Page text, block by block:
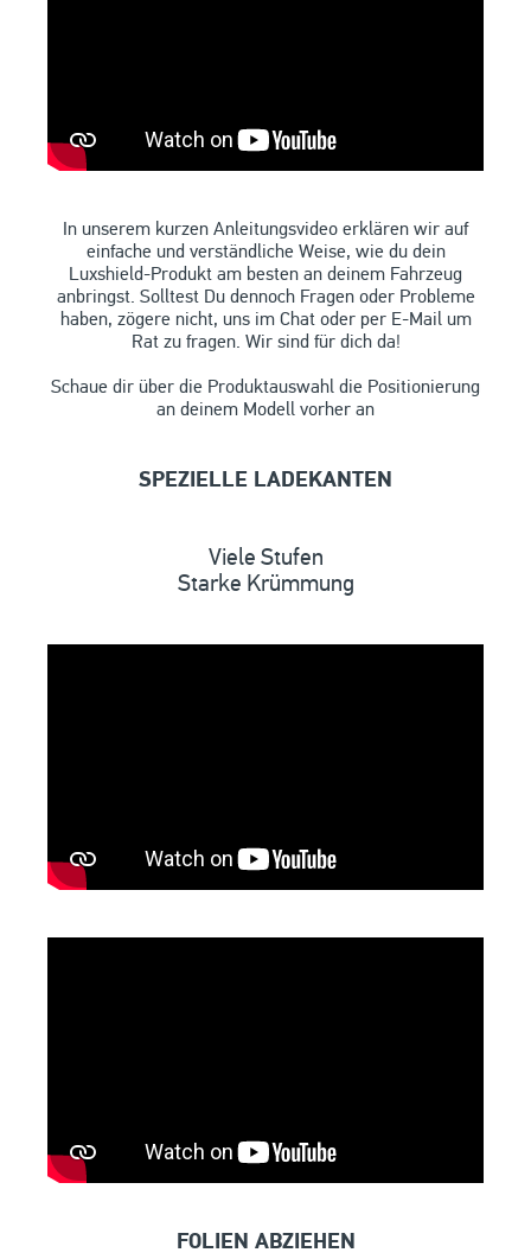
In unserem kurzen Anleitungsvideo erklären wir auf
einfache und verständliche Weise, wie du dein
Luxshield-Produkt am besten an deinem Fahrzeug
anbringst. Solltest Du dennoch Fragen oder Probleme
haben, zögere nicht, uns im Chat oder per E-Mail um
Rat zu fragen. Wir sind für dich da!
Schaue dir über die Produktauswahl die Positionierung
an deinem Modell vorher an
SPEZIELLE LADEKANTEN
Viele Stufen
Starke Krümmung
FOLIEN ABZIEHEN